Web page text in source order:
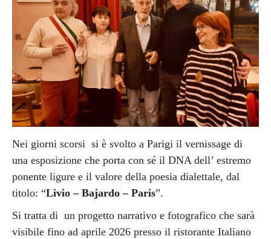
Nei giorni scorsi si è svolto a Parigi il vernissage di
una esposizione che porta con sé il DNA dell’ estremo
ponente ligure e il valore della poesia dialettale, dal
titolo: “Livio – Bajardo – Paris”.
Si tratta di un progetto narrativo e fotografico che sarà
visibile fino ad aprile 2026 presso il ristorante Italiano